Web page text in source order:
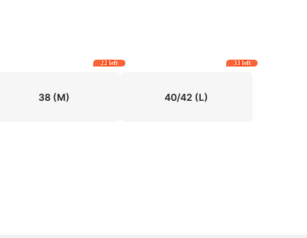
38(M)
22 left
40/42 (L)
33 left